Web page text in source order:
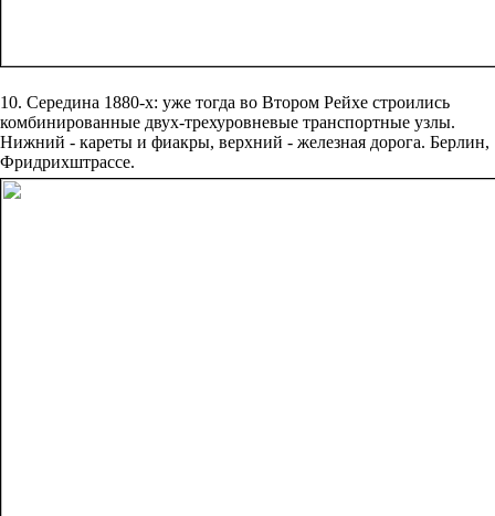
10. Середина 1880-х: уже тогда во Втором Рейхе строились
комбинированные двух-трехуровневые транспортные узлы.
Нижний - кареты и фиакры, верхний - железная дорога. Берлин,
Фридрихштрассе.